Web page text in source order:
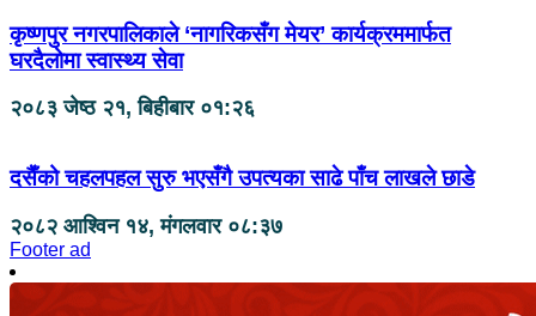
कृष्णपुर नगरपालिकाले ‘नागरिकसँग मेयर’ कार्यक्रममार्फत
घरदैलोमा स्वास्थ्य सेवा
२०८३ जेष्ठ २१, बिहीबार ०१:२६
दसैँको चहलपहल सुरु भएसँगै उपत्यका साढे पाँच लाखले छाडे
२०८२ आश्विन १४, मंगलवार ०८:३७
Footer ad